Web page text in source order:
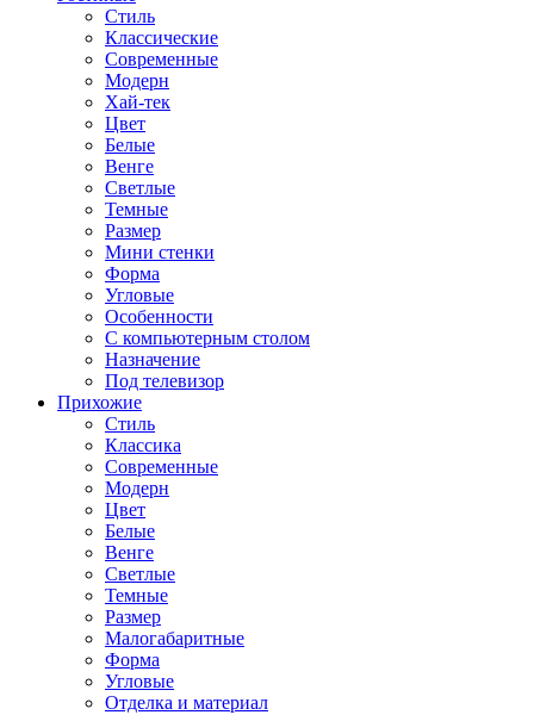
Стиль
Классические
Современные
Модерн
Хай-тек
Цвет
Белые
Венге
Светлые
Темные
Размер
Мини стенки
Форма
Угловые
Особенности
С компьютерным столом
Назначение
Под телевизор
Прихожие
Стиль
Классика
Современные
Модерн
Цвет
Белые
Венге
Светлые
Темные
Размер
Малогабаритные
Форма
Угловые
Отделка и материал